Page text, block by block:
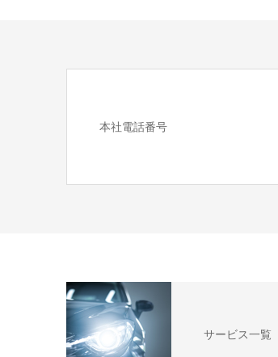
本社電話番号
サービス一覧